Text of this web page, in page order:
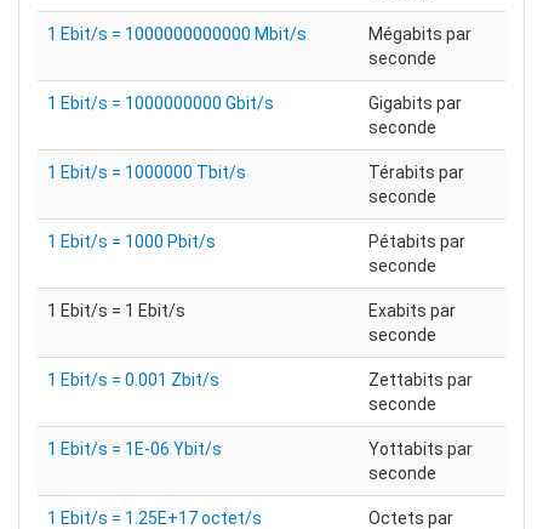
1 Ebit/s = 1000000000000 Mbit/s
Mégabits par
seconde
1 Ebit/s = 1000000000 Gbit/s
Gigabits par
seconde
1 Ebit/s = 1000000 Tbit/s
Térabits par
seconde
1 Ebit/s = 1000 Pbit/s
Pétabits par
seconde
1 Ebit/s = 1 Ebit/s
Exabits par
seconde
1 Ebit/s = 0.001 Zbit/s
Zettabits par
seconde
1 Ebit/s = 1E-06 Ybit/s
Yottabits par
seconde
1 Ebit/s = 1.25E+17 octet/s
Octets par